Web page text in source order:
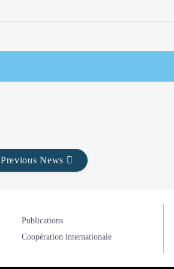
Previous News
Publications
Coopération internationale